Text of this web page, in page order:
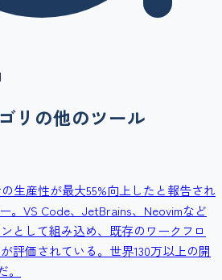
リの他のツール
生産性が最大55%向上したと報告され
。VS Code、JetBrains、Neovimなど
として組み込め、既存のワークフロ
評価されている。世界130万以上の開